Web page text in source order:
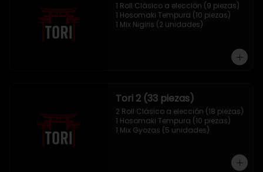
1 Roll Clásico a elección (9 piezas)
1 Hosomaki Tempura (10 piezas)
1 Mix Nigiris (2 unidades)
Tori 2 (33 piezas)
2 Roll Clásico a elección (18 piezas)
1 Hosomaki Tempura (10 piezas)
1 Mix Gyozas (5 unidades)